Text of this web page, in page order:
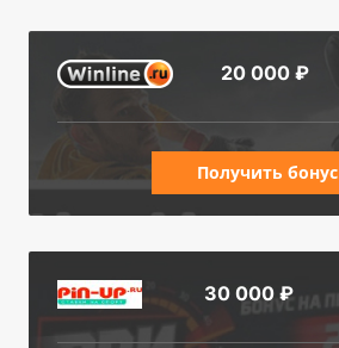
20 000 ₽
Получить бонус
30 000 ₽